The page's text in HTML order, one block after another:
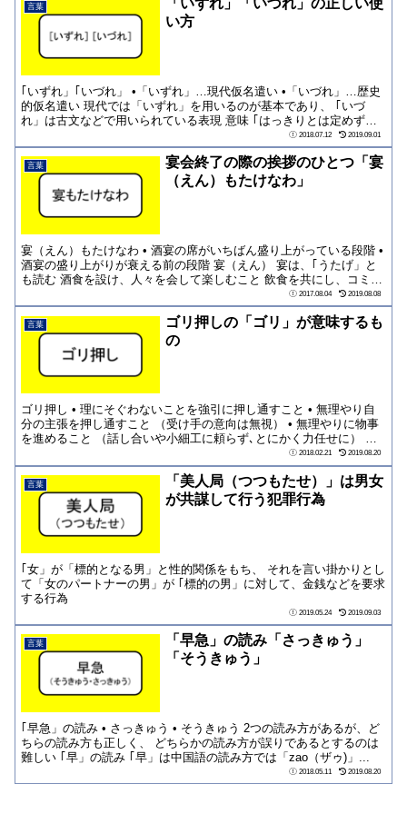
言葉
「いずれ」「いづれ」の正しい使
い方
｢いずれ」｢いづれ」 •「いずれ」…現代仮名遣い •「いづれ」…歴史
的仮名遣い 現代では「いずれ」を用いるのが基本であり、 ｢いづ
れ」は古文などで用いられている表現 意味 ｢はっきりとは定めず
2018.07.12 2019.09.01
言葉
宴会終了の際の挨拶のひとつ「宴
（えん）もたけなわ」
宴（えん）もたけなわ • 酒宴の席がいちばん盛り上がっている段階 •
酒宴の盛り上がりが衰える前の段階 宴（えん） 宴は、｢うたげ」と
も読む 酒食を設け、人々を会して楽しむこと 飲食を共にし、コミュ
2017.08.04 2019.08.08
言葉
ゴリ押しの「ゴリ」が意味するも
の
ゴリ押し • 理にそぐわないことを強引に押し通すこと • 無理やり自
分の主張を押し通すこと （受け手の意向は無視） • 無理やりに物事
を進めること （話し合いや小細工に頼らず､とにかく力任せに） 補
2018.02.21 2019.08.20
言葉
「美人局（つつもたせ）」は男女
が共謀して行う犯罪行為
｢女」が「標的となる男」と性的関係をもち、 それを言い掛かりとし
て「女のパートナーの男」が ｢標的の男」に対して、金銭などを要求
する行為
2019.05.24 2019.09.03
言葉
「早急」の読み「さっきゅう」
「そうきゅう」
｢早急」の読み • さっきゅう • そうきゅう 2つの読み方があるが、ど
ちらの読み方も正しく、 どちらかの読み方が誤りであるとするのは
難しい ｢早」の読み ｢早」は中国語の読み方では「zao（ザゥ)」...
2018.05.11 2019.08.20